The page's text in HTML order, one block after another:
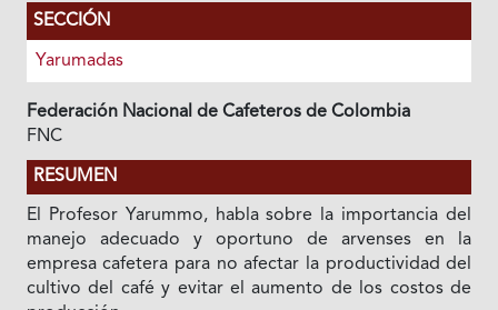
SECCIÓN
Yarumadas
Federación Nacional de Cafeteros de Colombia
FNC
RESUMEN
El Profesor Yarummo, habla sobre la importancia del
manejo adecuado y oportuno de arvenses en la
empresa cafetera para no afectar la productividad del
cultivo del café y evitar el aumento de los costos de